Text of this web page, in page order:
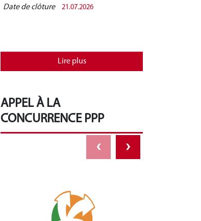
Date de clôture 21.07.2026
Lire plus
APPEL À LA
CONCURRENCE PPP
‹ ›